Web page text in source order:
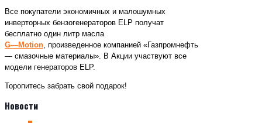
Все покупатели экономичных и малошумных
инверторных бензогенераторов ELP получат
бесплатно один литр масла
G—Motion , произведенное компанией «Газпромнефть
— смазочные материалы». В Акции участвуют все
модели генераторов ELP.
Торопитесь забрать свой подарок!
Новости